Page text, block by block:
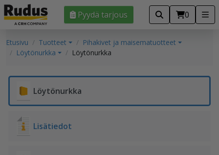
Pyydä tarjous 0
Etusivu Tuotteet
Pihakivet ja maisematuotteet
Löytönurkka
Löytönurkka
Löytönurkka
Lisätiedot